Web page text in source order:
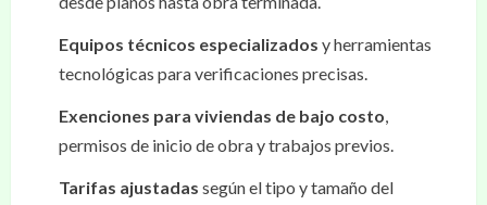
Equipos técnicos especializados y herramientas
tecnológicas para verificaciones precisas.
Exenciones para viviendas de bajo costo,
permisos de inicio de obra y trabajos previos.
Tarifas ajustadas según el tipo y tamaño del